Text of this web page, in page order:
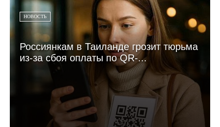
НОВОСТЬ
Россиянкам в Таиланде грозит тюрьма
из-за сбоя оплаты по QR-...